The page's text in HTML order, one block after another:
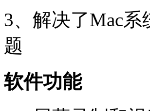
3、解决了Mac
题
软件功能